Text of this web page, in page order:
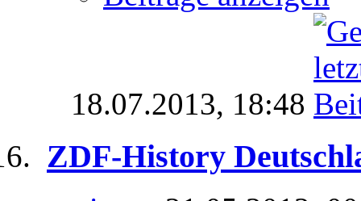
18.07.2013, 18:48
ZDF-History